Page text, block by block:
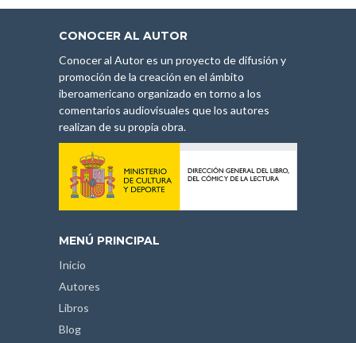
CONOCER AL AUTOR
Conocer al Autor es un proyecto de difusión y
promoción de la creación en el ámbito
iberoamericano organizado en torno a los
comentarios audiovisuales que los autores
realizan de su propia obra.
MENÚ PRINCIPAL
Inicio
Autores
Libros
Blog